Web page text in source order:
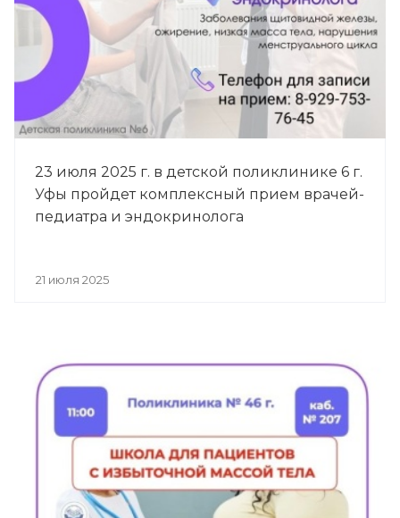
23 июля 2025 г. в детской поликлинике 6 г.
Уфы пройдет комплексный прием врачей-
педиатра и эндокринолога
21 июля 2025